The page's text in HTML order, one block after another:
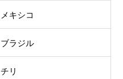
メキシコ
ブラジル
チリ